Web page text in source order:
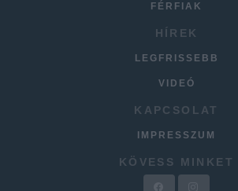
FÉRFIAK
HÍREK
LEGFRISSEBB
VIDEÓ
KAPCSOLAT
IMPRESSZUM
KÖVESS MINKET